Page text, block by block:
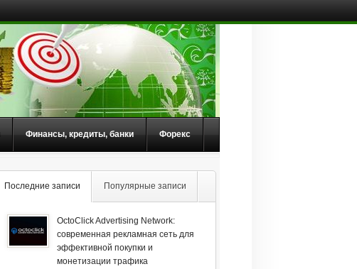
Финансы, кредиты, банки Форекс
Последние записи Популярные записи
OctoClick Advertising Network:
современная рекламная сеть для
эффективной покупки и
монетизации трафика